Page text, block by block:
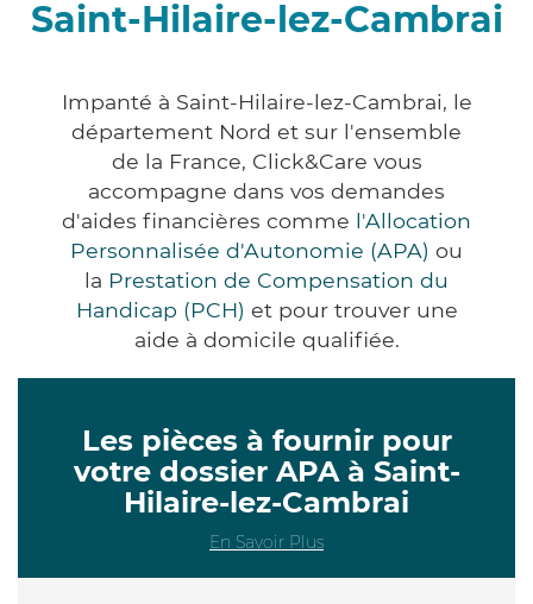
Saint-Hilaire-lez-Cambrai
Impanté à Saint-Hilaire-lez-Cambrai, le
département Nord et sur l'ensemble
de la France, Click&Care vous
accompagne dans vos demandes
d'aides financières comme l'Allocation
Personnalisée d'Autonomie (APA) ou
la Prestation de Compensation du
Handicap (PCH) et pour trouver une
aide à domicile qualifiée.
Les pièces à fournir pour
votre dossier APA à Saint-
Hilaire-lez-Cambrai
En Savoir Plus